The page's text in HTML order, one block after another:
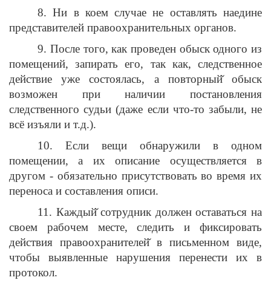
8. Ни в коем случае не оставлять наедине
представителей правоохранительных органов.
9. После того, как проведен обыск одного из
помещений, запирать его, так как, следственное
действие уже состоялась, а повторный̆ обыск
возможен при наличии постановления
следственного судьи (даже если что-то забыли, не
всё изъяли и т.д.).
10. Если вещи обнаружили в одном
помещении, а их описание осуществляется в
другом - обязательно присутствовать во время их
переноса и составления описи.
11. Каждый̆ сотрудник должен оставаться на
своем рабочем месте, следить и фиксировать
действия правоохранителей̆ в письменном виде,
чтобы выявленные нарушения перенести их в
протокол.